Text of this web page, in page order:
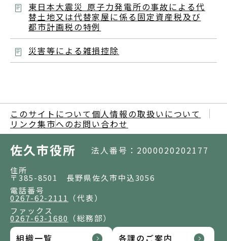
東日本大震災 原子力発電所の事故による代
替土地又は代替家屋に係る固定資産税及び
都市計画税の特例
災害等による雑損控除
このサイトについて 個人情報の取扱いについて
リンク集市へのお問い合わせ
佐久市役所 法人番号：2000020202177
住所
〒385-8501 長野県佐久市中込3056
電話番号
0267-62-2111
（代表）
ファックス
0267-63-1680 （総務部）
組織一覧 各課のご案内